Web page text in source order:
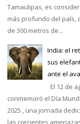
Tamaulipas, es
más profundo del país,
de 300 metros de...
India: el
sus
ante el
El 12 de
conmemoró el Día
2025 , una jornada
las crecientes